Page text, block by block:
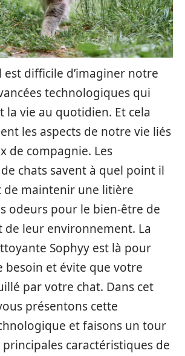
est difficile d’imaginer notre
technologiques qui
la vie au quotidien. Et cela
les aspects de notre vie liés
de compagnie. Les
chats savent à quel point il
maintenir une litière
odeurs pour le bien-être de
de leur environnement. La
Sophyy est là pour
besoin et évite que votre
par votre chat. Dans cet
présentons cette
et faisons un tour
principales caractéristiques de